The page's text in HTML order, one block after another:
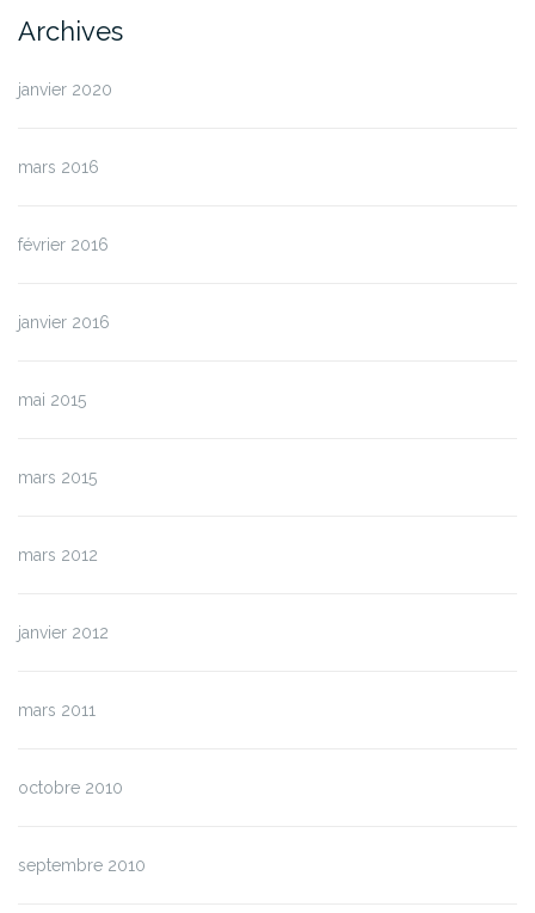
Archives
janvier 2020
mars 2016
février 2016
janvier 2016
mai 2015
mars 2015
mars 2012
janvier 2012
mars 2011
octobre 2010
septembre 2010